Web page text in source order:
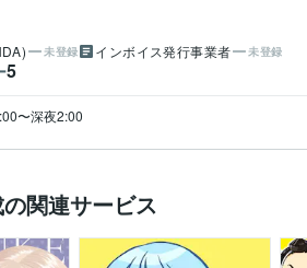
未登録 インボイス発行事業者 未登録
5
〜深夜2:00
関連サービス